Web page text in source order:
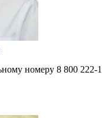
номеру 8 800 222-